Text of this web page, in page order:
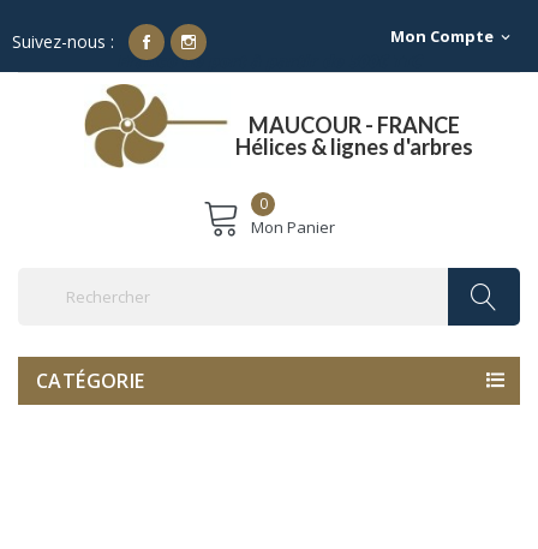
Suivez-nous : Mon Compte expand_more
Franco de port à partir de 500€ TTC
MAUCOUR - FRANCE
Hélices & lignes d'arbres
0
Mon Panier
CATÉGORIE